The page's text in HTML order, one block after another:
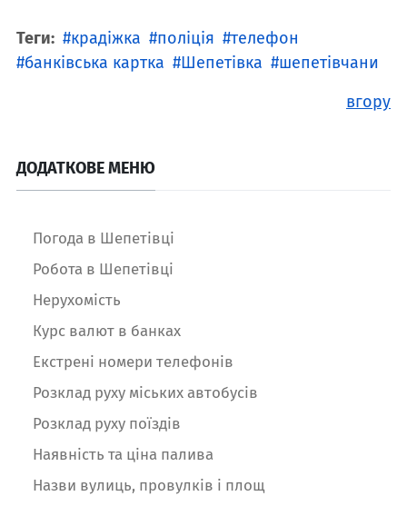
Теги: крадіжка поліція
телефон
банківська картка
Шепетівка
шепетівчани
вгору
ДОДАТКОВЕ МЕНЮ
Погода в Шепетівці
Робота в Шепетівці
Нерухомість
Курс валют в банках
Екстрені номери телефонів
Розклад руху міських автобусів
Розклад руху поїздів
Наявність та ціна палива
Назви вулиць, провулків і площ